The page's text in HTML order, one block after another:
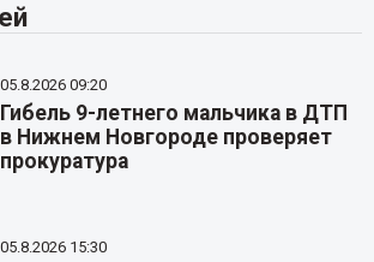
05.8.2026 09:20
Гибель 9-летнего мальчика в ДТП
в Нижнем Новгороде проверяет
прокуратура
05.8.2026 15:30